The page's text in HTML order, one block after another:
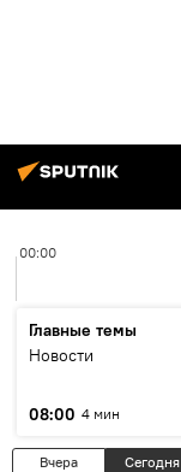
00:00
Главные темы
Новости
08:00 4 мин
Вчера Сегодня